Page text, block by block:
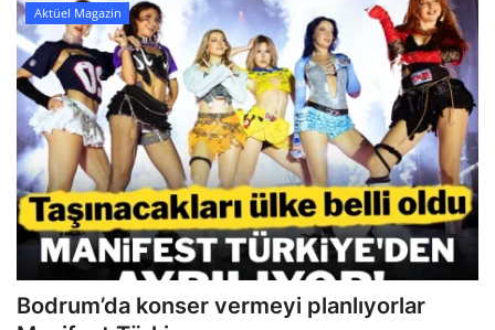
Eğitim
Aktüel Magazin
Hakkımızda
İletişim
Asayiş
Çevre
Aktüel Magazin
Bodrum’da konser vermeyi planlıyorlar